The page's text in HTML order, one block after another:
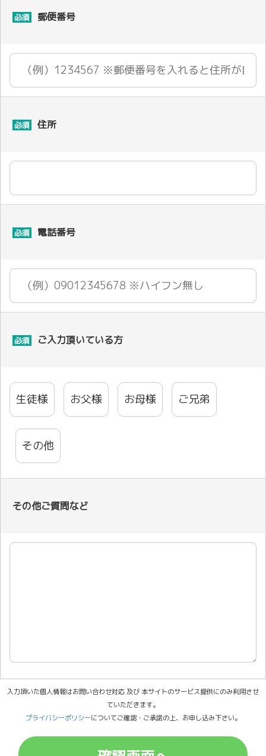
必須 郵便番号
必須 住所
必須 電話番号
必須 ご入力頂いている方
生徒様 お父様 お母様 ご兄弟
その他
その他ご質問など
入力頂いた個人情報はお問い合わせ対応 及び 本サイトのサービス提供にのみ利用させ
ていただきます。
プライバシーポリシーについてご確認・ご承諾の上、お申し込み下さい。